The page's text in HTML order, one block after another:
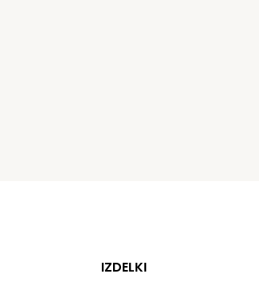
IZDELKI